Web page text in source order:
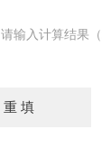
请输入计算结果